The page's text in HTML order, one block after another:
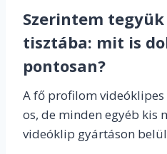
Szerintem tegyük
tisztába: mit is
pontosan?
A fő profilom videóklipes
os, de minden egyéb kis
videóklip gyártáson